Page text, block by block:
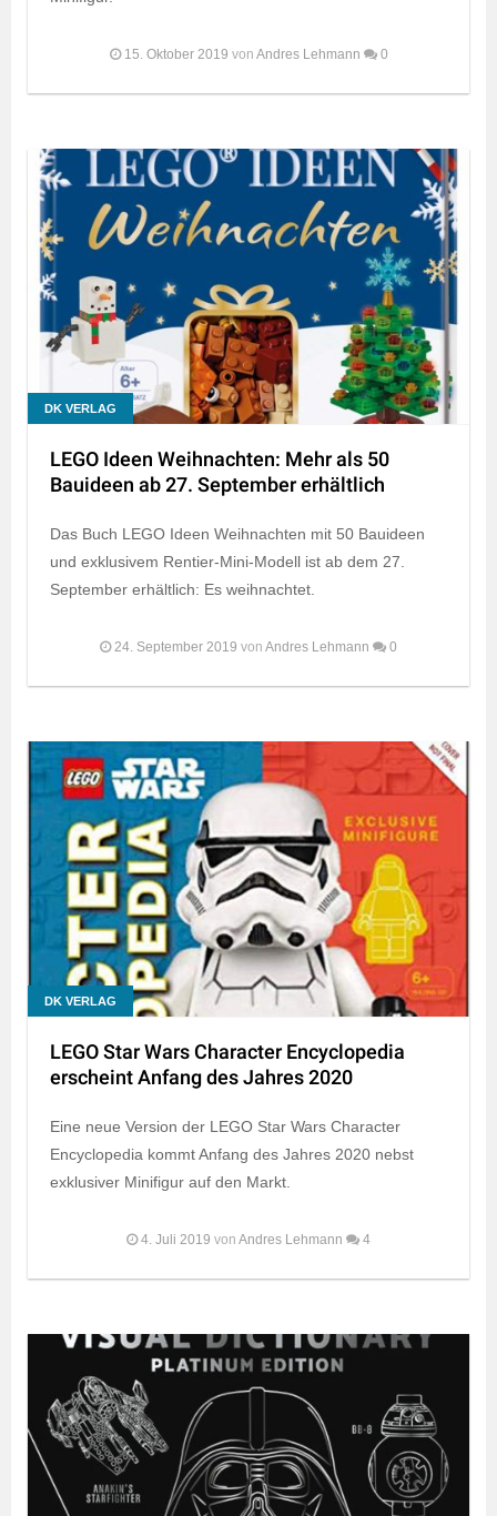
15. Oktober 2019 von Andres Lehmann 0
DK VERLAG
LEGO Ideen Weihnachten: Mehr als 50
Bauideen ab 27. September erhältlich
Das Buch LEGO Ideen Weihnachten mit 50 Bauideen
und exklusivem Rentier-Mini-Modell ist ab dem 27.
September erhältlich: Es weihnachtet.
24. September 2019 von Andres Lehmann 0
DK VERLAG
LEGO Star Wars Character Encyclopedia
erscheint Anfang des Jahres 2020
Eine neue Version der LEGO Star Wars Character
Encyclopedia kommt Anfang des Jahres 2020 nebst
exklusiver Minifigur auf den Markt.
4. Juli 2019 von Andres Lehmann 4